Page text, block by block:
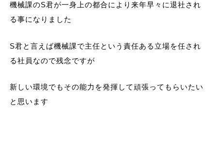
機械課のS君が一身上の都合により来年早々に退社され
る事になりました
S君と言えば機械課で主任という責任ある立場を任され
る社員なので残念ですが
新しい環境でもその能力を発揮して頑張ってもらいたい
と思います